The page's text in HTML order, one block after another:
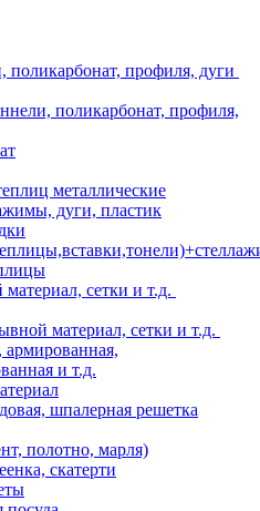
поликарбонат, профиля, дуги
поликарбонат, профиля,
металлические
дуги, пластик
сетки и т.д.
материал, сетки и т.д.
и т.д.
шпалерная решетка
полотно, марля)
скатерти